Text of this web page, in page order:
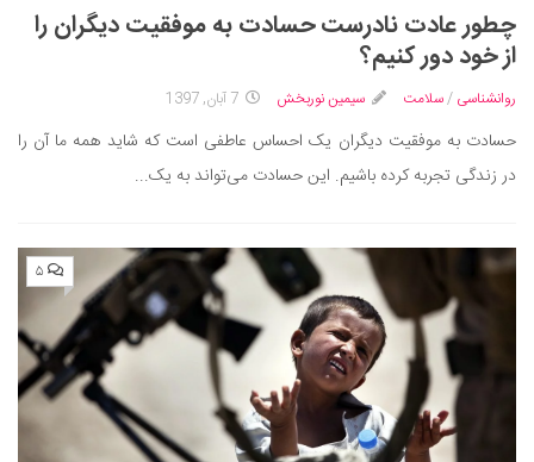
سینما و تئاتر
تلویزیون
موسیقی
چهره‌ها
عکاسی و هنرهای تجسمی
معماری
علمی
فناوری‌ها
نجوم و هوا فضا
چطور عادت نادرست حسادت به موفقیت دیگران را
از خود دور کنیم؟
روانشناسی /سلامت سیمین نوربخش 7 آبان, 1397
حسادت به موفقیت دیگران یک احساس عاطفی است که شاید همه ما آن را
در زندگی تجربه کرده باشیم. این حسادت می‌تواند به یک...
۵